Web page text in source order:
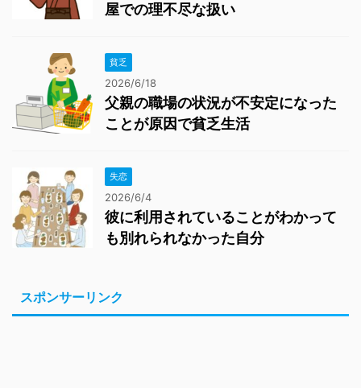
屋での理不尽な扱い
貧乏
2026/6/18
父親の職場の状況が不安定になった
ことが原因で貧乏生活
失恋
2026/6/4
彼に利用されていることがわかって
も別れられなかった自分
スポンサーリンク